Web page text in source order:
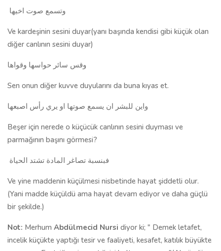
وتسمع صوت اخيها
Ve kardeşinin sesini duyar(yanı başında kendisi gibi küçük olan
diğer canlının sesini duyar)
وقس سائر حواسها وقواها
Sen onun diğer kuvve duyularını da buna kıyas et.
واين للبشر ان يسمع صوتها او يري رأس اصبعها
Beşer için nerede o küçücük canlının sesini duyması ve
parmağının başını görmesi?
فبنسبة تصاغر المادة تشتد الحياة
Ve yine maddenin küçülmesi nisbetinde hayat şiddetli olur.
(Yani madde küçüldü ama hayat devam ediyor ve daha güçlü
bir şekilde.)
Not: Merhum Abdülmecid Nursi diyor ki; " Demek letafet,
incelik küçükte yaptığı tesir ve faaliyeti, kesafet, katılık büyükte